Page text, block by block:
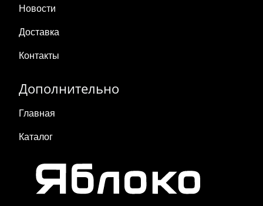
Новости
Доставка
Контакты
Дополнительно
Главная
Каталог